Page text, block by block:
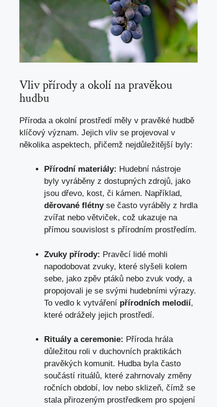
Vliv přírody a okolí na pravěkou
⁤hudbu
Příroda a okolní prostředí měly ‌v pravěké hudbě
klíčový význam. Jejich vliv se projevoval ⁤v
několika aspektech, přičemž ‌nejdůležitější byly:
Přírodní materiály: Hudební nástroje
byly vyráběny z⁣ dostupných zdrojů, jako
jsou dřevo, ‍kost, či kámen. Například,
děrované flétny‍se často vyráběly z ⁣hrdla
zvířat nebo⁤ větviček, což ukazuje na
přímou souvislost s ‍přírodním prostředím.
Zvuky přírody: Pravěcí lidé mohli
napodobovat zvuky, které slyšeli kolem
sebe, jako ⁢zpěv ptáků ​nebo zvuk vody, a
propojovali je se svými hudebními výrazy.
To​ vedlo k vytváření přírodních melodií,
které⁣ odrážely jejich prostředí.
Rituály a ceremonie: Příroda‌ hrála
důležitou roli v duchovních ‌praktikách
pravěkých komunit. Hudba ⁤byla často
součástí rituálů, které⁢ zahrnovaly změny
ročních období, lov nebo sklizeň, čímž se
stala přirozeným prostředkem pro ‌spojení